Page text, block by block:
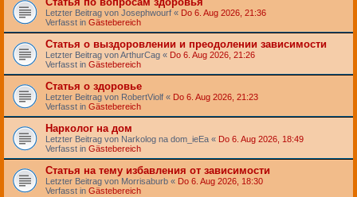
Letzter Beitrag von Josephwourf « Do 6. Aug 2026, 21:36
Verfasst in Gästebereich
Статья о выздоровлении и преодолении зависимости
Letzter Beitrag vonArthurCag « Do 6. Aug 2026, 21:26
Verfasst in Gästebereich
Статья о здоровье
Letzter Beitrag von RobertViolf « Do 6. Aug 2026, 21:23
Verfasst in Gästebereich
Нарколог на дом
Letzter Beitrag von Narkolog na dom_ieEa « Do 6. Aug 2026, 18:49
Verfasst in Gästebereich
Статья на тему избавления от зависимости
Letzter Beitrag von Morrisaburb « Do 6. Aug 2026, 18:30
Verfasst in Gästebereich